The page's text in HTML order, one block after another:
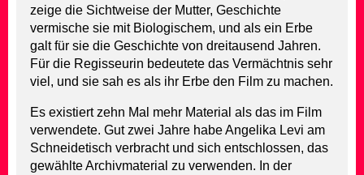
zeige die Sichtweise der Mutter, Geschichte
vermische sie mit Biologischem, und als ein Erbe
galt für sie die Geschichte von dreitausend Jahren.
Für die Regisseurin bedeutete das Vermächtnis sehr
viel, und sie sah es als ihr Erbe den Film zu machen.
Es existiert zehn Mal mehr Material als das im Film
verwendete. Gut zwei Jahre habe Angelika Levi am
Schneidetisch verbracht und sich entschlossen, das
gewählte Archivmaterial zu verwenden. In der